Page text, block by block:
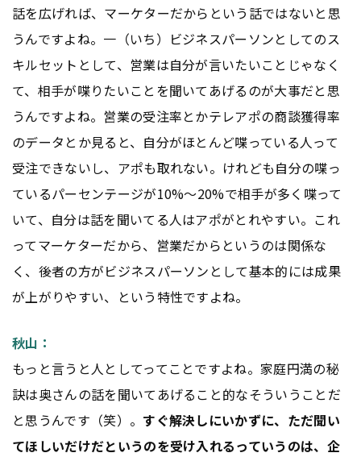
話を広げれば、マーケターだからという話ではないと思
うんですよね。一（いち）ビジネスパーソンとしてのス
キルセットとして、営業は自分が言いたいことじゃなく
て、相手が喋りたいことを聞いてあげるのが大事だと思
うんですよね。営業の受注率とかテレアポの商談獲得率
のデータとか見ると、自分がほとんど喋っている人って
受注できないし、アポも取れない。けれども自分の喋っ
ているパーセンテージが10%〜20%で相手が多く喋って
いて、自分は話を聞いてる人はアポがとれやすい。これ
ってマーケターだから、営業だからというのは関係な
く、後者の方がビジネスパーソンとして基本的には成果
が上がりやすい、という特性ですよね。
秋山：
もっと言うと人としてってことですよね。家庭円満の秘
訣は奥さんの話を聞いてあげること的なそういうことだ
と思うんです（笑）。 すぐ解決しにいかずに、ただ聞い
てほしいだけだというのを受け入れるっていうのは、企